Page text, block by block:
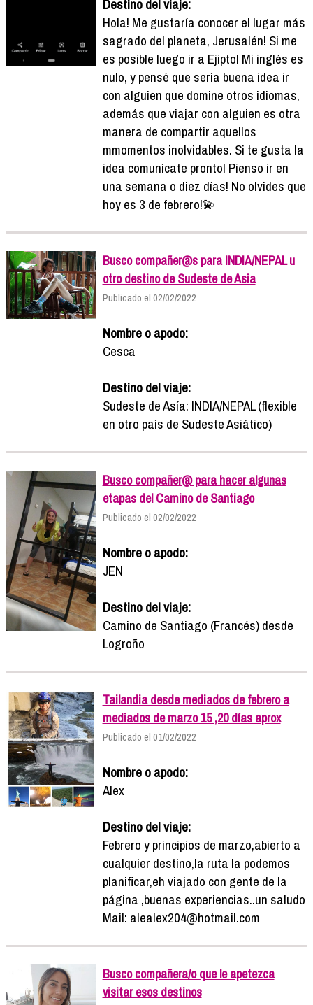
Destino del viaje:
Hola! Me gustaría conocer el lugar más
sagrado del planeta, Jerusalén! Si me
es posible luego ir a Ejipto! Mi inglés es
nulo, y pensé que sería buena idea ir
con alguien que domine otros idiomas,
además que viajar con alguien es otra
manera de compartir aquellos
mmomentos inolvidables. Si te gusta la
idea comunícate pronto! Pienso ir en
una semana o diez días! No olvides que
hoy es 3 de febrero!💫
Busco compañer@s para INDIA/NEPAL u
otro destino de Sudeste de Asia
Publicado el 02/02/2022
Nombre o apodo:
Cesca
Destino del viaje:
Sudeste de Asía: INDIA/NEPAL (flexible
en otro país de Sudeste Asiático)
Busco compañer@ para hacer algunas
etapas del Camino de Santiago
Publicado el 02/02/2022
Nombre o apodo:
JEN
Destino del viaje:
Camino de Santiago (Francés) desde
Logroño
Tailandia desde mediados de febrero a
mediados de marzo 15 ,20 días aprox
Publicado el 01/02/2022
Nombre o apodo:
Alex
Destino del viaje:
Febrero y principios de marzo,abierto a
cualquier destino,la ruta la podemos
planificar,eh viajado con gente de la
página ,buenas experiencias..un saludo
Mail: alealex204@hotmail.com
Busco compañera/o que le apetezca
visitar esos destinos